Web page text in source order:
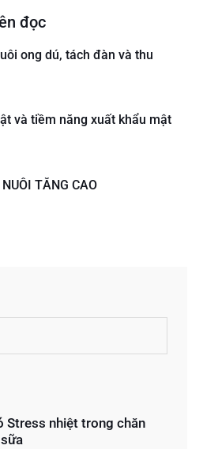
đọc
ong dú, tách đàn và thu
và tiềm năng xuất khẩu mật
TĂNG CAO
Stress nhiệt trong chăn